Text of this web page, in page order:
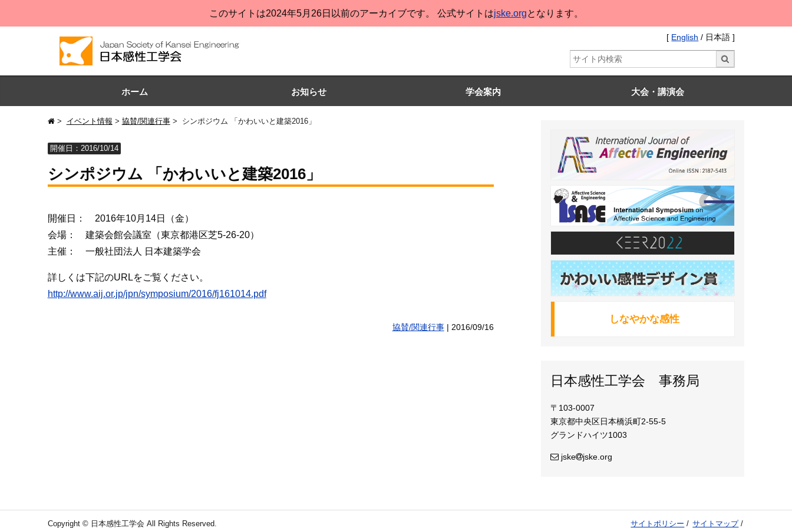
このサイトは2024年5月26日以前のアーカイブです。 公式サイトはjske.orgとなります。
[ English / 日本語 ]
ホーム お知らせ 学会案内 大会・講演会
イベント情報 協賛/関連行事 シンポジウム 「かわいいと建築2016」
開催日：2016/10/14
シンポジウム 「かわいいと建築2016」
開催日： 2016年10月14日（金）
会場： 建築会館会議室（東京都港区芝5-26-20）
主催： 一般社団法人 日本建築学会
詳しくは下記のURLをご覧ください。
http://www.aij.or.jp/jpn/symposium/2016/fj161014.pdf
協賛/関連行事| 2016/09/16
しなやかな感性
日本感性工学会 事務局
〒103-0007
東京都中央区日本橋浜町2-55-5
グランドハイツ1003
jske jske.org
Copyright © 日本感性工学会 All Rights Reserved. サイトポリシー サイトマップ